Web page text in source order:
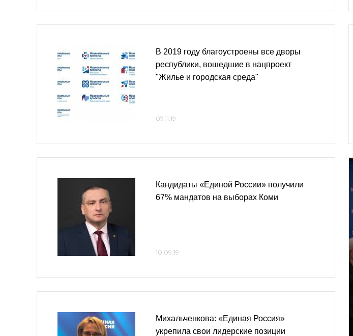
В 2019 году благоустроены все дворы
республики, вошедшие в нацпроект
"Жилье и городская среда"
07.11.19
Кандидаты «Единой России» получили
67% мандатов на выборах Коми
10.09.19
Михальченкова: «Единая Россия»
укрепила свои лидерские позиции